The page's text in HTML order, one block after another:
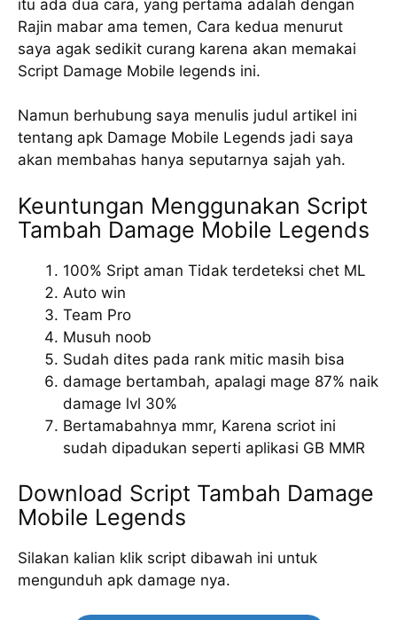
itu ada dua cara, yang pertama adalah dengan
Rajin mabar ama temen, Cara kedua menurut
saya agak sedikit curang karena akan memakai
Script Damage Mobile legends ini.
Namun berhubung saya menulis judul artikel ini
tentang apk Damage Mobile Legends jadi saya
akan membahas hanya seputarnya sajah yah.
Keuntungan Menggunakan Script
Tambah Damage Mobile Legends
100% Sript aman Tidak terdeteksi chet ML
Auto win
Team Pro
Musuh noob
Sudah dites pada rank mitic masih bisa
damage bertambah, apalagi mage 87% naik
damage lvl 30%
Bertamabahnya mmr, Karena scriot ini
sudah dipadukan seperti aplikasi GB MMR
Download Script Tambah Damage
Mobile Legends
Silakan kalian klik script dibawah ini untuk
mengunduh apk damage nya.